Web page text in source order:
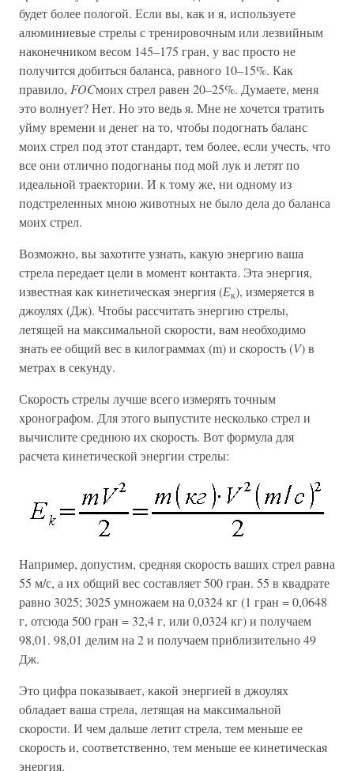
будет более пологой. Если вы, как и я, используете
алюминиевые стрелы с тренировочным или лезвийным
наконечником весом 145–175 гран, у вас просто не
получится добиться баланса, равного 10–15%. Как
правило, FOCмоих стрел равен 20–25%. Думаете, меня
это волнует? Нет. Но это ведь я. Мне не хочется тратить
уйму времени и денег на то, чтобы подогнать баланс
моих стрел под этот стандарт, тем более, если учесть, что
все они отлично подогнаны под мой лук и летят по
идеальной траектории. И к тому же, ни одному из
подстреленных мною животных не было дела до баланса
моих стрел.
Возможно, вы захотите узнать, какую энергию ваша
стрела передает цели в момент контакта. Эта энергия,
известная как кинетическая энергия (Ек), измеряется в
джоулях (Дж). Чтобы рассчитать энергию стрелы,
летящей на максимальной скорости, вам необходимо
знать ее общий вес в килограммах (m) и скорость (V) в
метрах в секунду.
Скорость стрелы лучше всего измерять точным
хронографом. Для этого выпустите несколько стрел и
вычислите среднюю их скорость. Вот формула для
расчета кинетической энергии стрелы:
Например, допустим, средняя скорость ваших стрел равна
55 м/с, а их общий вес составляет 500 гран. 55 в квадрате
равно 3025; 3025 умножаем на 0,0324 кг (1 гран = 0,0648
г, отсюда 500 гран = 32,4 г, или 0,0324 кг) и получаем
98,01. 98,01 делим на 2 и получаем приблизительно 49
Дж.
Это цифра показывает, какой энергией в джоулях
обладает ваша стрела, летящая на максимальной
скорости. И чем дальше летит стрела, тем меньше ее
скорость и, соответственно, тем меньше ее кинетическая
энергия.